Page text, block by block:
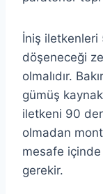
İniş iletkenleri
döşeneceği
olmalıdır.
gümüş
iletkeni 90
olmadan
mesafe
gerekir.